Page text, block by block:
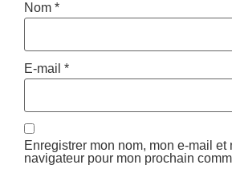
Nom *
E-mail *
Enregistrer mon nom, mon e-mail et
navigateur pour mon prochain